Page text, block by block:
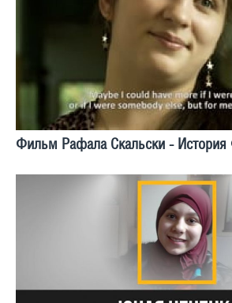
Фильм Рафала Скальски -